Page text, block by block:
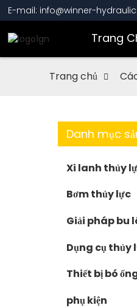
E-mail: info@winner-
Trang
Trang chủ
Danh mục
Xi lanh thủy
Bơm thủy lực
Giải pháp bu
Dụng cụ thủy
Thiết bị bó
phụ kiện